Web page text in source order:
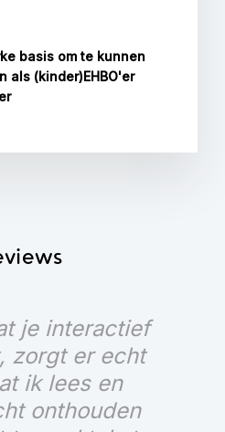
basis om te kunnen
als (kinder)EHBO'er
je interactief
zorgt er echt
ik lees en
onthouden